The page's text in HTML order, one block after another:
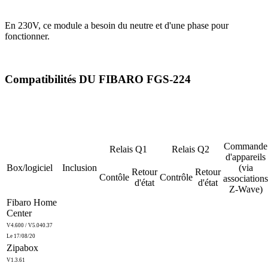
En 230V, ce module a besoin du neutre et d'une phase pour
fonctionner.
Compatibilités DU FIBARO FGS-224
Box/logiciel Inclusion
Relais Q1 Relais Q2
Commande
d'appareils
(via
associations
Z-Wave)
Contôle
Retour
d'état
Contrôle
Retour
d'état
Fibaro Home
Center
V4.600 / V5.040.37
Le 17/08/20
Zipabox
V1.3.61